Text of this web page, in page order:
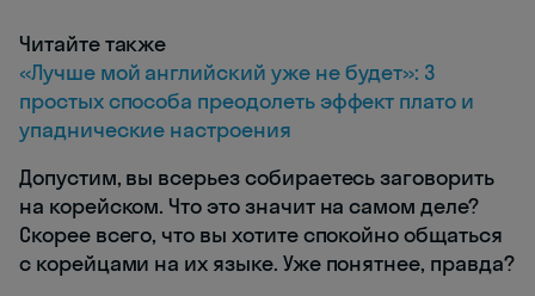
Читайте также
«Лучше мой английский уже не будет»: 3
простых способа преодолеть эффект плато и
упаднические настроения
Допустим, вы всерьез собираетесь заговорить
на корейском. Что это значит на самом деле?
Скорее всего, что вы хотите спокойно общаться
с корейцами на их языке. Уже понятнее, правда?